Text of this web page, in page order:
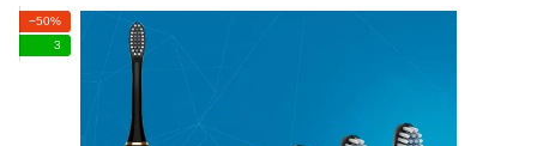
−50%
3